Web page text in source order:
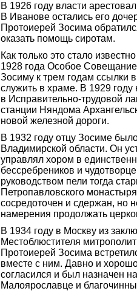
В 1926 году власти
В Иванове остались его
Протоиерей Зосима
оказать помощь сиротам.
Как только это стало
1928 года Особое
Зосиму к трем годам ссылки
служить в храме. В 1929
в Исправительно-трудовой
станции Няндома
новой железной дороги.
В 1932 году отцу Зосиме
Владимирской области. Он
управлял хором в
бессребреников и
руководством пели тогда
Петропавловского
сосредоточен и сдержан, но
намерения продолжать
В 1934 году в Москву из
Местоблюстителя
Протоиерей Зосима
вместе с ним. Давно и
согласился и был назначен
Малоярославце и